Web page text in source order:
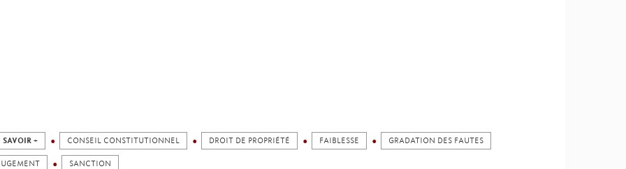
SAVOIR + CONSEIL CONSTITUTIONNEL DROIT DE PROPRIÉTÉ FAIBLESSE GRADATION DES FAUTES
SANCTION